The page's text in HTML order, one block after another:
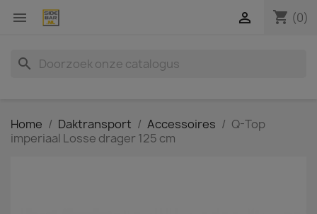
 shopping_cart (0)

search
Home Daktransport Accessoires
Q-Top
imperiaal Losse drager 125 cm